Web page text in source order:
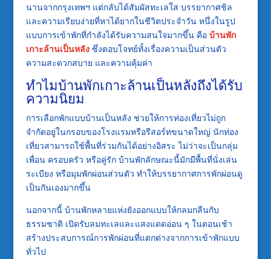
นานจากกรุงเทพฯ แต่กลับได้สัมผัสทะเลใส บรรยากาศชิล
และความเรียบง่ายที่หาได้ยากในชีวิตประจำวัน หนึ่งในรูป
แบบการเข้าพักที่กำลังได้รับความสนใจมากขึ้น คือ บ้านพัก
เกาะล้านเป็นหลังซึ่งตอบโจทย์ทั้งเรื่องความเป็นส่วนตัว
ความสะดวกสบาย และความคุ้มค่า
ทำไมบ้านพักเกาะล้านเป็นหลังถึงได้รับ
ความนิยม
การเลือกพักแบบบ้านเป็นหลัง ช่วยให้การท่องเที่ยวไม่ถูก
จำกัดอยู่ในกรอบของโรงแรมหรือรีสอร์ทขนาดใหญ่ นักท่อง
เที่ยวสามารถใช้พื้นที่ร่วมกันได้อย่างอิสระ ไม่ว่าจะเป็นกลุ่ม
เพื่อน ครอบครัว หรือคู่รัก บ้านพักลักษณะนี้มักมีพื้นที่นั่งเล่น
ระเบียง หรือมุมพักผ่อนส่วนตัว ทำให้บรรยากาศการพักผ่อนดู
เป็นกันเองมากขึ้น
นอกจากนี้ บ้านพักหลายแห่งยังออกแบบให้กลมกลืนกับ
ธรรมชาติ เปิดรับลมทะเลและแสงแดดอ่อน ๆ ในตอนเช้า
สร้างประสบการณ์การพักผ่อนที่แตกต่างจากการเข้าพักแบบ
ทั่วไป